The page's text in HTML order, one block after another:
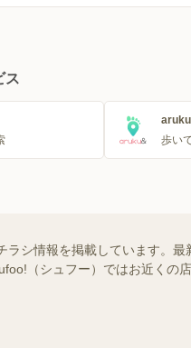
ス
歩い
ラシ情報を掲載しています。
（シュフー）ではお近くの